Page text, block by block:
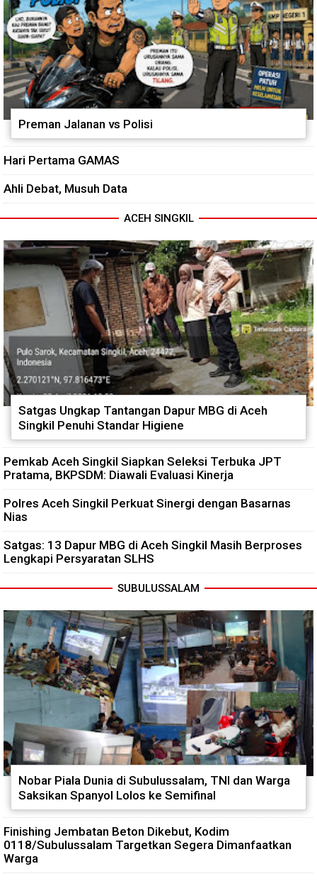
Preman Jalanan vs Polisi
Hari Pertama GAMAS
Ahli Debat, Musuh Data
ACEH SINGKIL
Satgas Ungkap Tantangan Dapur MBG di Aceh
Singkil Penuhi Standar Higiene
Pemkab Aceh Singkil Siapkan Seleksi Terbuka JPT
Pratama, BKPSDM: Diawali Evaluasi Kinerja
Polres Aceh Singkil Perkuat Sinergi dengan Basarnas
Nias
Satgas: 13 Dapur MBG di Aceh Singkil Masih Berproses
Lengkapi Persyaratan SLHS
SUBULUSSALAM
Nobar Piala Dunia di Subulussalam, TNI dan Warga
Saksikan Spanyol Lolos ke Semifinal
Finishing Jembatan Beton Dikebut, Kodim
0118/Subulussalam Targetkan Segera Dimanfaatkan
Warga